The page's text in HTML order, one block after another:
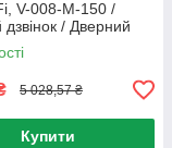
V-008-M-150 /
/ Дверний
камерою
5 028,57 ₴
Купити